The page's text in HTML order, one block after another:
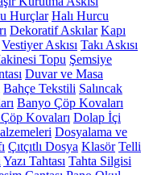
Hurçlar Halı Hurcu
Dekoratif Askılar Kapı
Vestiyer Askısı Takı Askısı
Topu Şemsiye
Duvar ve Masa
Bahçe Tekstili Salıncak
Banyo Çöp Kovaları
Kovaları Dolap İçi
Dosyalama ve
Çıtçıtlı Dosya Klasör Telli
Yazı Tahtası Tahta Silgisi